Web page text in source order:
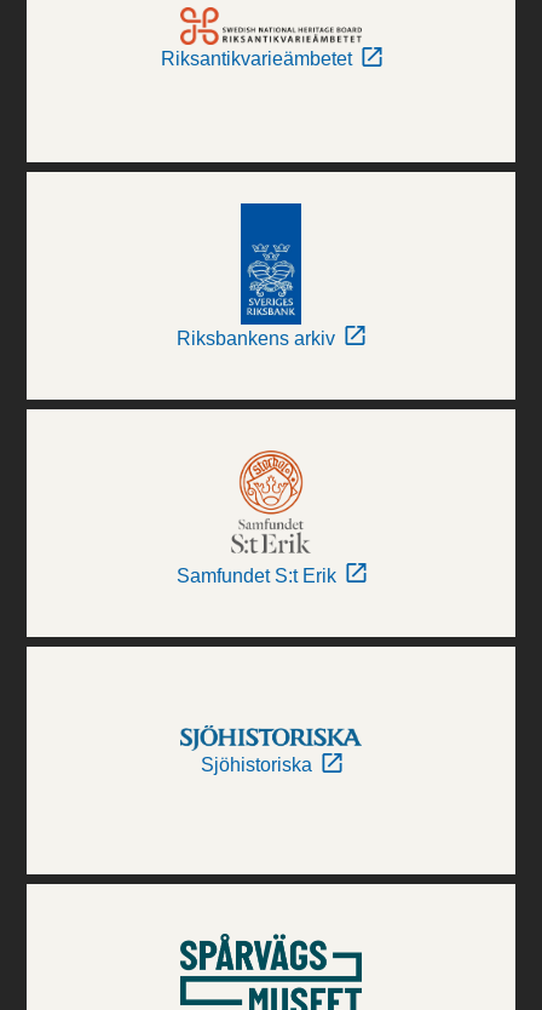
Riksantikvarieämbetet
Riksbankens arkiv
Samfundet S:t Erik
Sjöhistoriska